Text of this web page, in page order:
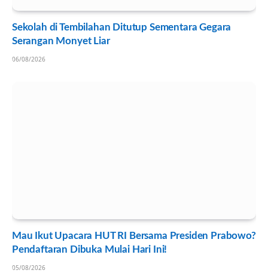
Sekolah di Tembilahan Ditutup Sementara Gegara
Serangan Monyet Liar
06/08/2026
Mau Ikut Upacara HUT RI Bersama Presiden Prabowo?
Pendaftaran Dibuka Mulai Hari Ini!
05/08/2026